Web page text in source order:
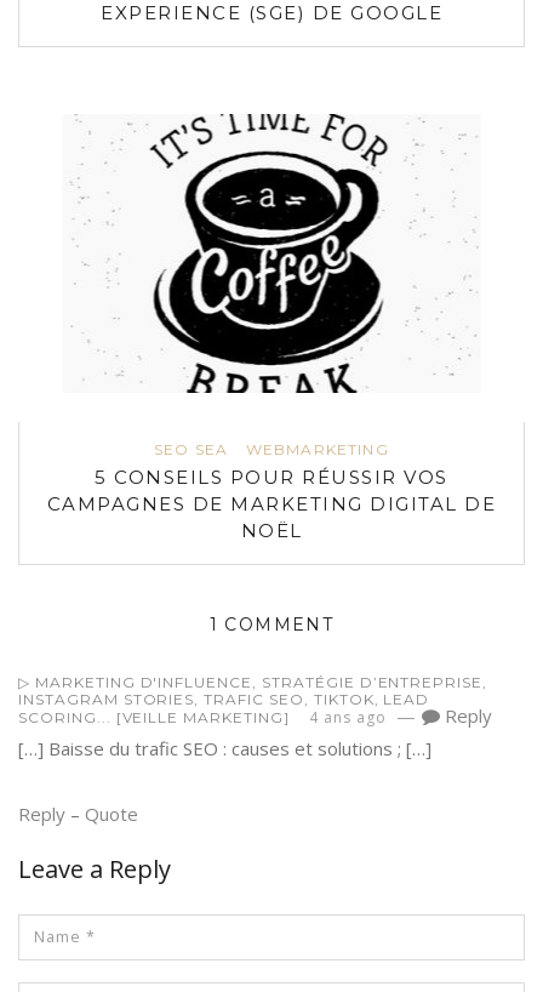
EXPERIENCE (SGE) DE GOOGLE
SEO SEA WEBMARKETING
5 CONSEILS POUR RÉUSSIR VOS
CAMPAGNES DE MARKETING DIGITAL DE
NOËL
1 COMMENT
▷ MARKETING D'INFLUENCE, STRATÉGIE D’ENTREPRISE,
INSTAGRAM STORIES, TRAFIC SEO, TIKTOK, LEAD
SCORING... [VEILLE MARKETING]
4 ans ago —
Reply
[…] Baisse du trafic SEO : causes et solutions ; […]
Reply – Quote
Leave a Reply